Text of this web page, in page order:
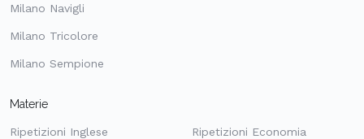
Milano Navigli
Milano Tricolore
Milano Sempione
Materie
Ripetizioni Inglese Ripetizioni Economia